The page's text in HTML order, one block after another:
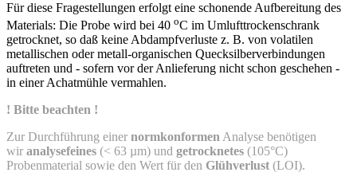
Für diese Fragestellungen erfolgt eine schonende Aufbereitung des
Materials: Die Probe wird bei 40 oC im Umlufttrockenschrank
getrocknet, so daß keine Abdampfverluste z. B. von volatilen
metallischen oder metall-organischen Quecksilberverbindungen
auftreten und - sofern vor der Anlieferung nicht schon geschehen -
in einer Achatmühle vermahlen.
! Bitte beachten !
Zur Durchführung einer normkonformenAnalyse benötigen
wir analysefeines (< 63 µm) und getrocknetes (105°C)
Probenmaterial sowie den Wert für den Glühverlust (LOI).